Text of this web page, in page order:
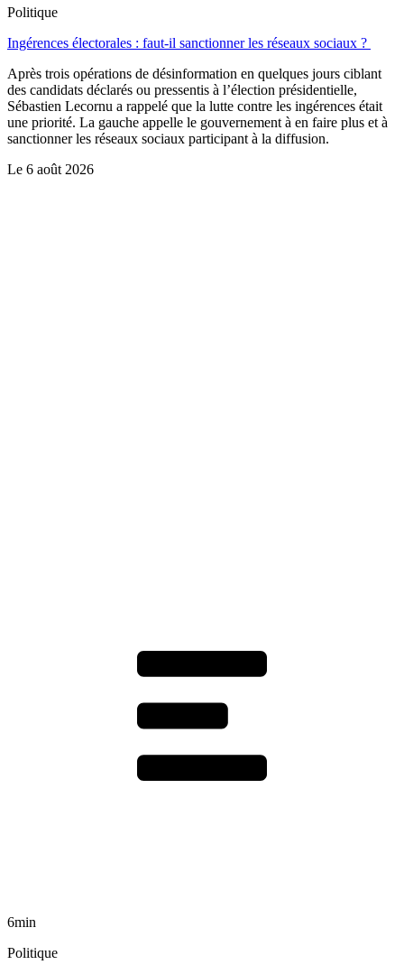
Politique
Ingérences électorales : faut-il sanctionner les réseaux sociaux ?
Après trois opérations de désinformation en quelques jours ciblant
des candidats déclarés ou pressentis à l’élection présidentielle,
Sébastien Lecornu a rappelé que la lutte contre les ingérences était
une priorité. La gauche appelle le gouvernement à en faire plus et à
sanctionner les réseaux sociaux participant à la diffusion.
Le 6 août 2026
6min
Politique